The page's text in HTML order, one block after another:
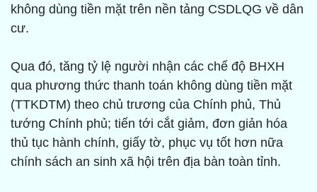
không dùng tiền mặt trên nền tảng CSDLQG về dân
cư.
Qua đó, tăng tỷ lệ người nhận các chế độ BHXH
qua phương thức thanh toán không dùng tiền mặt
(TTKDTM) theo chủ trương của Chính phủ, Thủ
tướng Chính phủ; tiến tới cắt giảm, đơn giản hóa
thủ tục hành chính, giấy tờ, phục vụ tốt hơn nữa
chính sách an sinh xã hội trên địa bàn toàn tỉnh.